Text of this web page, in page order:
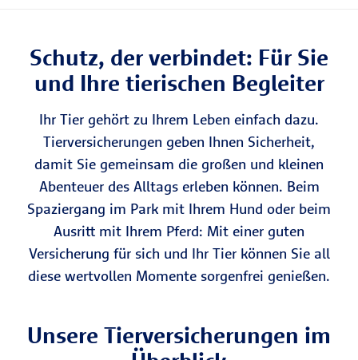
Schutz, der verbindet: Für Sie
und Ihre tierischen Begleiter
Ihr Tier gehört zu Ihrem Leben einfach dazu.
Tierversicherungen geben Ihnen Sicherheit,
damit Sie gemeinsam die großen und kleinen
Abenteuer des Alltags erleben können. Beim
Spaziergang im Park mit Ihrem Hund oder beim
Ausritt mit Ihrem Pferd: Mit einer guten
Versicherung für sich und Ihr Tier können Sie all
diese wertvollen Momente sorgenfrei genießen.
Unsere Tierversicherungen im